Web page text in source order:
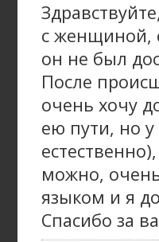
с женщиной,
он не был
После
очень хочу
ею пути, но
можно,
языком и я
Спасибо за